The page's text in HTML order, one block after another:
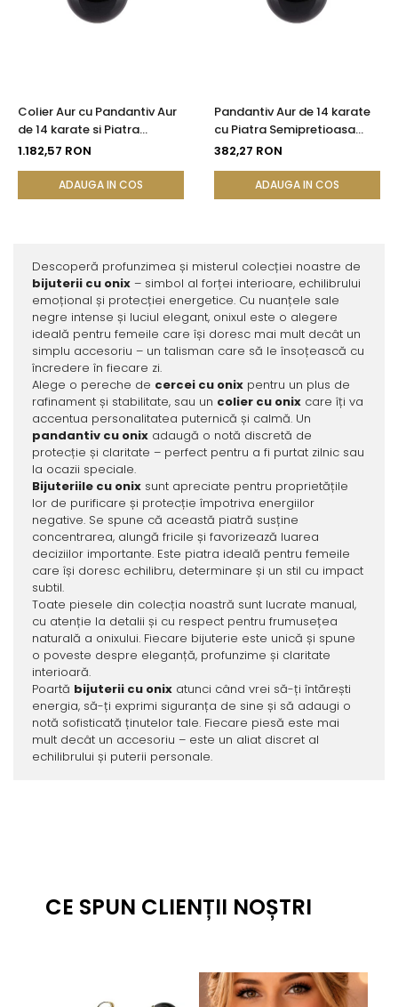
Colier Aur cu Pandantiv Aur
de 14 karate si Piatra
Semipretioasa Naturala de
1.182,57 RON
ADAUGA IN COS
Pandantiv Aur de 14 karate
cu Piatra Semipretioasa
Naturala de Onix de 8 mm
382,27 RON
ADAUGA IN COS
Descoperă profunzimea și misterul colecției noastre de
bijuterii cu onix– simbol al forței interioare, echilibrului
emoțional și protecției energetice. Cu nuanțele sale
negre intense și luciul elegant, onixul este o alegere
ideală pentru femeile care își doresc mai mult decât un
simplu accesoriu – un talisman care să le însoțească cu
încredere în fiecare zi.
Alege o pereche de cercei cu onixpentru un plus de
rafinament și stabilitate, sau un colier cu onixcare îți va
accentua personalitatea puternică și calmă. Un
pandantiv cu onixadaugă o notă discretă de
protecție și claritate – perfect pentru a fi purtat zilnic sau
la ocazii speciale.
Bijuteriile cu onixsunt apreciate pentru proprietățile
lor de purificare și protecție împotriva energiilor
negative. Se spune că această piatră susține
concentrarea, alungă fricile și favorizează luarea
deciziilor importante. Este piatra ideală pentru femeile
care își doresc echilibru, determinare și un stil cu impact
subtil.
Toate piesele din colecția noastră sunt lucrate manual,
cu atenție la detalii și cu respect pentru frumusețea
naturală a onixului. Fiecare bijuterie este unică și spune
o poveste despre eleganță, profunzime și claritate
interioară.
Poartă bijuterii cu onixatunci când vrei să-ți întărești
energia, să-ți exprimi siguranța de sine și să adaugi o
notă sofisticată ținutelor tale. Fiecare piesă este mai
mult decât un accesoriu – este un aliat discret al
echilibrului și puterii personale.
CE SPUN CLIENȚII NOȘTRI